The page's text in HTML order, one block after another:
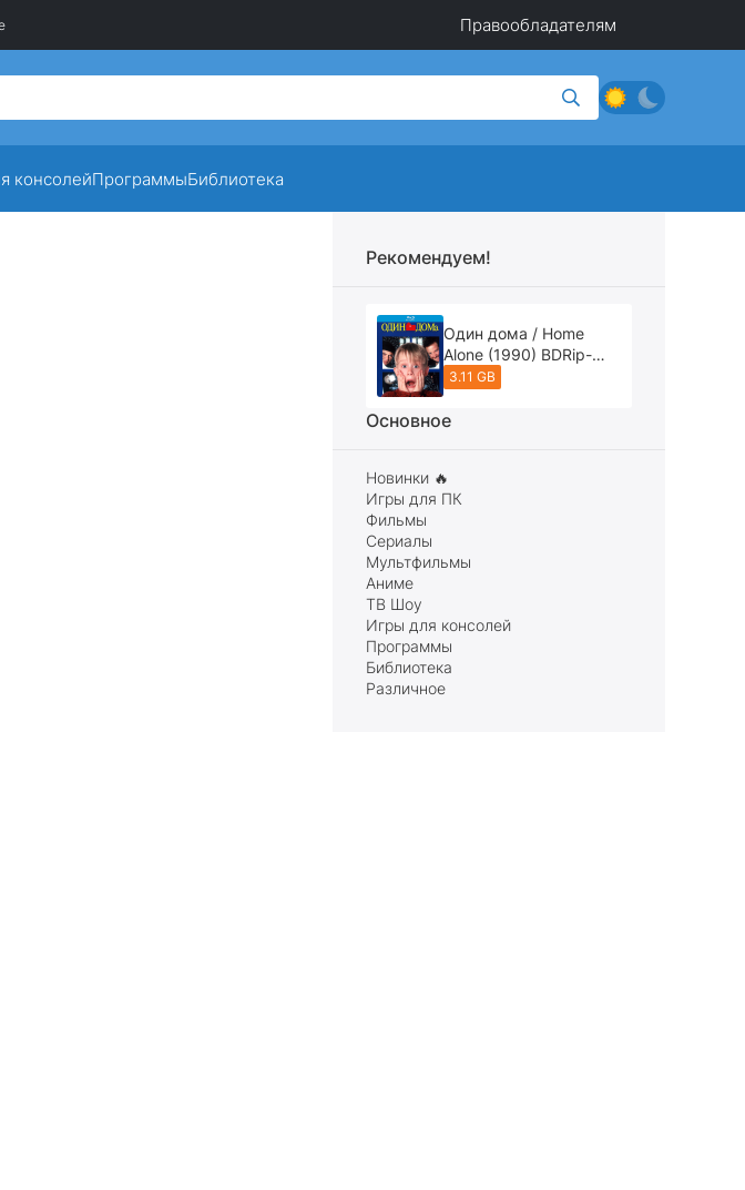
Правообладателям
консолейПрограммыБиблиотека
Рекомендуем!
Один дома / Home
Alone (1990) BDRip-
AVC [REMASTERED]
3.11 GB
Основное
Новинки 🔥
Игры для ПК
Фильмы
Сериалы
Мультфильмы
Аниме
ТВ Шоу
Игры для консолей
Программы
Библиотека
Различное